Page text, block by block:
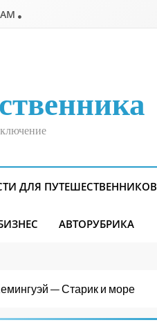
ДЛЯ ПУТЕШЕСТВЕННИКОВ
АВТОРУБРИКА
— Старик и море